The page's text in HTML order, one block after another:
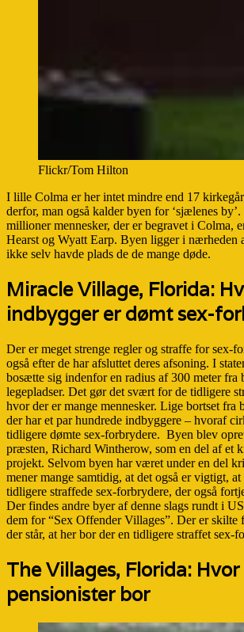
Flickr/Tom Hilton
I lille Colma er her intet mindre end 17
derfor, man også kalder byen for ‘sjælenes
millioner mennesker, der er begravet i Colma,
Hearst og Wyatt Earp. Byen ligger i nærheden
ikke selv havde plads de de mange døde.
Miracle Village, Florida:
indbygger er dømt sex-
Der er meget strenge regler og straffe for sex-
også efter de har afsluttet deres afsoning. I
bosætte sig indenfor en radius af 300 meter fra
legepladser. Det gør det svært for de tidligere
hvor der er mange mennesker. Lige bortset fra
der har et par hundrede indbyggere – hvoraf
tidligere dømte sex-forbrydere. Byen blev
præsten, Richard Wintherow, som en del af et
projekt. Selvom byen har været under en del
mener mange samtidig, at det også er vigtigt,
tidligere straffede sex-forbrydere, der også
Der findes andre byer af denne slags rundt i
dem for “Sex Offender Villages”. Der er skilte
der står, at her bor der en tidligere straffet sex-
The Villages, Florida:
pensionister bor